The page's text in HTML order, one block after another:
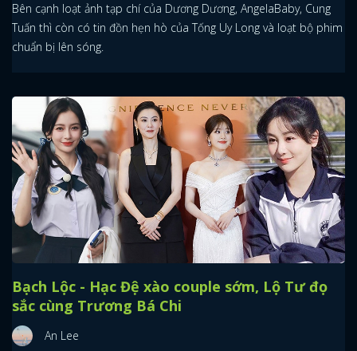
Bên cạnh loạt ảnh tạp chí của Dương Dương, AngelaBaby, Cung
Tuấn thì còn có tin đồn hẹn hò của Tống Uy Long và loạt bộ phim
chuẩn bị lên sóng.
Bạch Lộc - Hạc Đệ xào couple sớm, Lộ Tư đọ
sắc cùng Trương Bá Chi
An Lee